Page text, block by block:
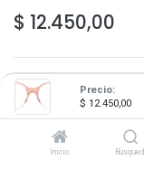
Precio:
$ 12.450,00
Inicio
$ 12.450,00